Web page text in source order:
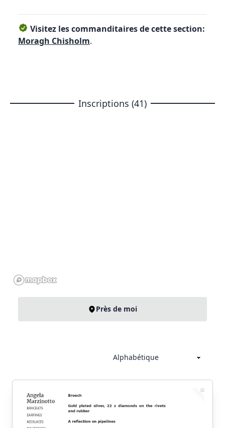
Visitez les commanditaires de cette section:
Moragh Chisholm.
Inscriptions (41)
Près de moi